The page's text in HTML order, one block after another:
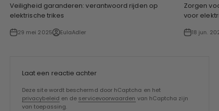
Veiligheid garanderen: verantwoord rijden op
elektrische trikes
29 mei 2025 EulaAdler
Zorgen
voor
18 jun.
Laat een reactie achter
Deze site wordt beschermd door hCaptcha en het
privacybeleid en de servicevoorwaarden van hCaptcha zijn
van toepassing.